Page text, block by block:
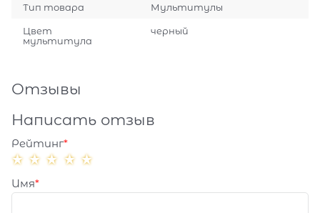
Тип товара Мультитулы
Цвет
мультитула
черный
Отзывы
Написать отзыв
Рейтинг
Имя